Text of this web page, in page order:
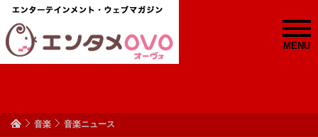
MENU
音楽 音楽ニュース